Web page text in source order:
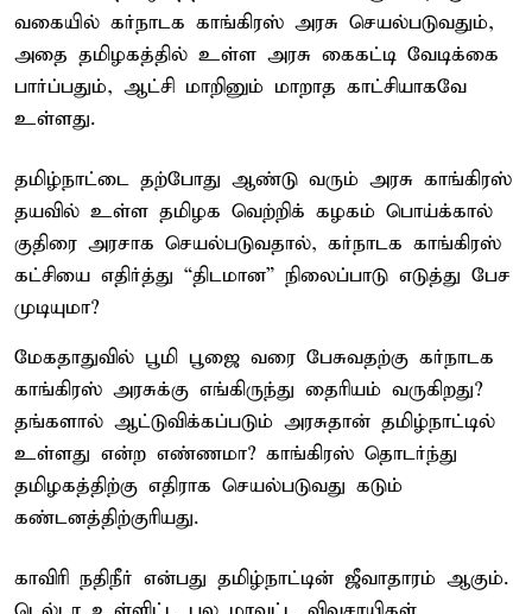
வகையில் கர்நாடக காங்கிரஸ் அரசு செயல்படுவதும்,
அதை தமிழகத்தில் உள்ள அரசு கைகட்டி வேடிக்கை
பார்ப்பதும், ஆட்சி மாறினும் மாறாத காட்சியாகவே
உள்ளது.
தமிழ்நாட்டை தற்போது ஆண்டு வரும் அரசு காங்கிரஸ்
தயவில் உள்ள தமிழக வெற்றிக் கழகம் பொய்க்கால்
குதிரை அரசாக செயல்படுவதால், கர்நாடக காங்கிரஸ்
கட்சியை எதிர்த்து “திடமான” நிலைப்பாடு எடுத்து பேச
முடியுமா?
மேகதாதுவில் பூமி பூஜை வரை பேசுவதற்கு கர்நாடக
காங்கிரஸ் அரசுக்கு எங்கிருந்து தைரியம் வருகிறது?
தங்களால் ஆட்டுவிக்கப்படும் அரசுதான் தமிழ்நாட்டில்
உள்ளது என்ற எண்ணமா? காங்கிரஸ் தொடர்ந்து
தமிழகத்திற்கு எதிராக செயல்படுவது கடும்
கண்டனத்திற்குரியது.
காவிரி நதிநீர் என்பது தமிழ்நாட்டின் ஜீவாதாரம் ஆகும்.